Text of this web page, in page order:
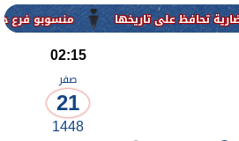
منسوبو فرع جامعة الأزهر
02:15
صفر
21
1448